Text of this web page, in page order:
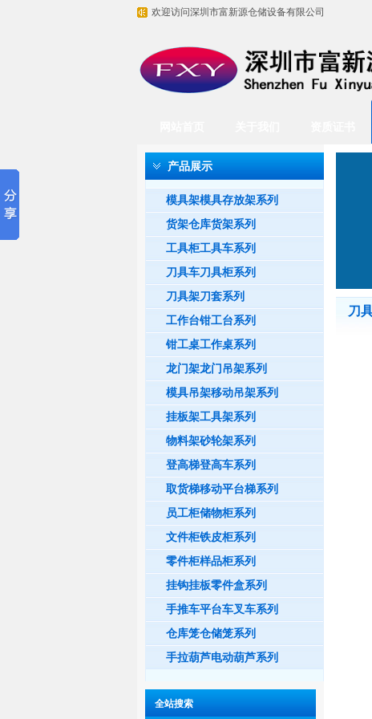
欢迎访问深圳市富新源仓储设备有限公司
产品展示
模具架模具存放架系列
货架仓库货架系列
工具柜工具车系列
刀具车刀具柜系列
刀具架刀套系列
工作台钳工台系列
钳工桌工作桌系列
龙门架龙门吊架系列
模具吊架移动吊架系列
挂板架工具架系列
物料架砂轮架系列
登高梯登高车系列
取货梯移动平台梯系列
员工柜储物柜系列
文件柜铁皮柜系列
零件柜样品柜系列
挂钩挂板零件盒系列
手推车平台车叉车系列
仓库笼仓储笼系列
手拉葫芦电动葫芦系列
全站搜索
刀